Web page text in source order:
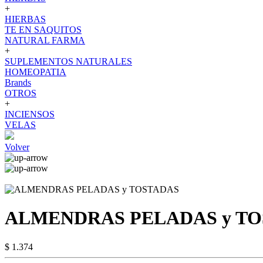
+
HIERBAS
TE EN SAQUITOS
NATURAL FARMA
+
SUPLEMENTOS NATURALES
HOMEOPATIA
Brands
OTROS
+
INCIENSOS
VELAS
Volver
ALMENDRAS PELADAS y
$ 1.374